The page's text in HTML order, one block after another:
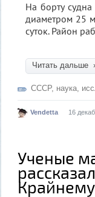
На борту
диаметром 25
суток. Район
Читать дальше
СССР, наука,
Vendetta 16
Ученые